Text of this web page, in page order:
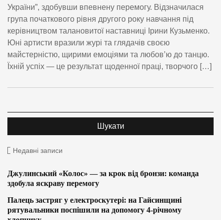
України”, здобувши впевнену перемогу. Відзначилася
група початкового рівня другого року навчання під
керівництвом талановитої наставниці Ірини Кузьменко.
Юні артисти вразили журі та глядачів своєю
майстерністю, щирими емоціями та любов’ю до танцю.
Їхній успіх — це результат щоденної праці, творчого […]
Недавні записи
Джулинський «Колос» — за крок від бронзи: команда
здобула яскраву перемогу
Палець застряг у електроскутері: на Гайсинщині
рятувальники поспішили на допомогу 4-річному